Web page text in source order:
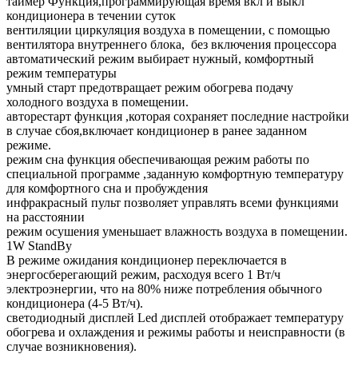
кондиционера в течении суток
вентиляции циркуляция воздуха в помещении, с помощью
вентилятора внутреннего блока, без включения процессора
автоматический режим выбирает нужный, комфортный
режим температуры
умный старт предотвращает режим обогрева подачу
холодного воздуха в помещении.
авторестарт функция ,которая сохраняет последние настройки
в случае сбоя,включает кондиционер в ранее заданном
режиме.
режим сна функция обеспечивающая режим работы по
специальной программе ,заданную комфортную температуру
для комфортного сна и пробуждения
инфракрасный пульт позволяет управлять всеми функциями
на расстоянии
режим осушения уменьшает влажность воздуха в помещении.
1W StandBy
В режиме ожидания кондиционер переключается в
энергосберегающий режим, расходуя всего 1 Вт/ч
электроэнергии, что на 80% ниже потребления обычного
кондиционера (4-5 Вт/ч).
светодиодный дисплей Led дисплей отображает температуру
обогрева и охлаждения и режимы работы и неисправности (в
случае возникновения).